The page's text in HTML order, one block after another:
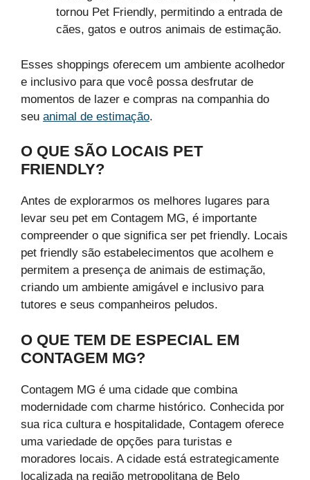
tornou Pet Friendly, permitindo a entrada de
cães, gatos e outros animais de estimação.
Esses shoppings oferecem um ambiente acolhedor
e inclusivo para que você possa desfrutar de
momentos de lazer e compras na companhia do
seu animal de estimação.
O QUE SÃO LOCAIS PET
FRIENDLY?
Antes de explorarmos os melhores lugares para
levar seu pet em Contagem MG, é importante
compreender o que significa ser pet friendly. Locais
pet friendly são estabelecimentos que acolhem e
permitem a presença de animais de estimação,
criando um ambiente amigável e inclusivo para
tutores e seus companheiros peludos.
O QUE TEM DE ESPECIAL EM
CONTAGEM MG?
Contagem MG é uma cidade que combina
modernidade com charme histórico. Conhecida por
sua rica cultura e hospitalidade, Contagem oferece
uma variedade de opções para turistas e
moradores locais. A cidade está estrategicamente
localizada na região metropolitana de Belo